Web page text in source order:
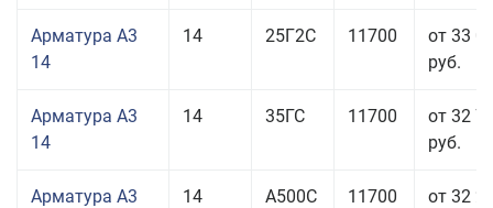
Арматура А3
14
14 25Г2С 11700
от 33
руб.
Арматура А3
14
14 35ГС 11700
от 32
руб.
Арматура А3
14 А500С 11700
от 32